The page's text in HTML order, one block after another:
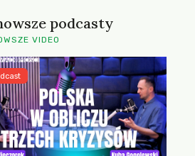
podcasty
VIDEO